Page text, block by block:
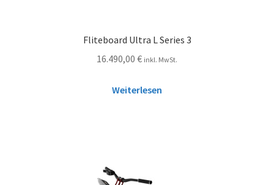
Fliteboard Ultra L Series 3
16.490,00 € inkl. MwSt.
Weiterlesen